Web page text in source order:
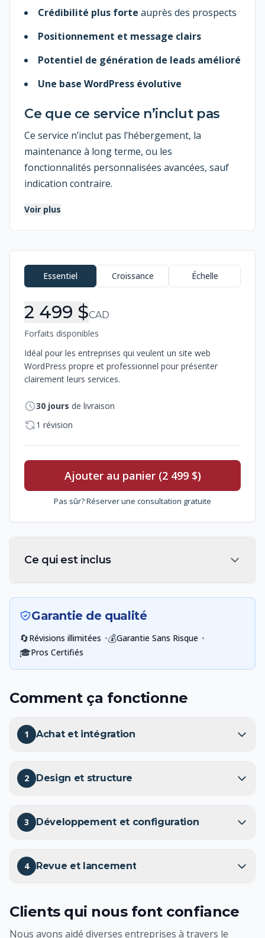
Crédibilité plus forte auprès des prospects
Positionnement et message clairs
Potentiel de génération de leads amélioré
Une base WordPress évolutive
Ce que ce service n’inclut pas
Ce service n’inclut pas l’hébergement, la
maintenance à long terme, ou les
fonctionnalités personnalisées avancées, sauf
indication contraire.
Voir plus
Informations de commande
Essentiel Croissance Échelle
2 499 $CAD
Forfaits disponibles
Idéal pour les entreprises qui veulent un site web
WordPress propre et professionnel pour présenter
clairement leurs services.
30 jours de livraison
1 révision
Ajouter au panier (2 499 $)
Pas sûr? Réserver une consultation gratuite
Ce qui est inclus
Garantie de qualité
🔄Révisions illimitées •💰Garantie Sans Risque •
🎓Pros Certifiés
Comment ça fonctionne
1 Achat et intégration
2 Design et structure
3 Développement et configuration
4 Revue et lancement
Clients qui nous font confiance
Nous avons aidé diverses entreprises à travers le